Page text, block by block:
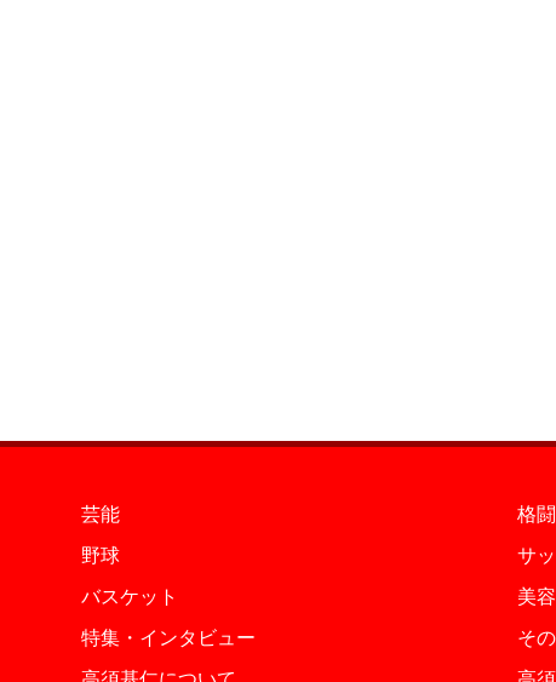
芸能
格
野球
サ
バスケット
美
特集・インタビュー
そ